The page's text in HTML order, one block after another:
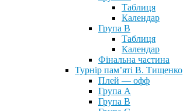
Таблиця
Календар
Група В
Таблиця
Календар
Фінальна частина
Турнір пам’яті В. Тищенко
Плей — офф
Група А
Група B